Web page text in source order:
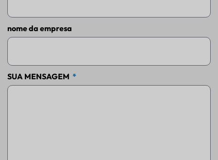
nome da empresa
SUA MENSAGEM